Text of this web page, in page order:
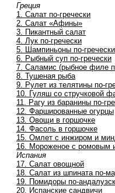
Греция
1. Салат по-гречески
2. Салат «Афины»
3. Пикантный салат
4. Лук по-гречески
5. Шампиньоны по-гречески
6. Рыбный суп по-гречески
7. Саламис (рыбное филе
8. Тушеная рыба
9. Рулет из телятины по-
10. Гуляш со стручковой
11. Рагу из баранины по-
12. Фаршированные огурцы
13. Овощи в горшочке
14. Фасоль в горшочке
15. Омлет с инжиром и
16. Мороженое с ромовым
Испания
17. Салат овощной
18. Салат из шпината по-
19. Помидоры по-
20. Испанские сандвичи